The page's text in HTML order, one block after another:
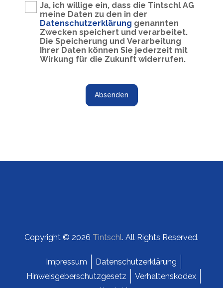
Ja, ich willige ein, dass die Tintschl AG
meine Daten zu den in der
Datenschutzerklärung genannten
Zwecken speichert und verarbeitet.
Die Speicherung und Verarbeitung
Ihrer Daten können Sie jederzeit mit
Wirkung für die Zukunft widerrufen.
Copyright © 2026 Tintschl. All Rights Reserved.
Impressum
Datenschutzerklärung
Hinweisgeberschutzgesetz
Verhaltenskodex